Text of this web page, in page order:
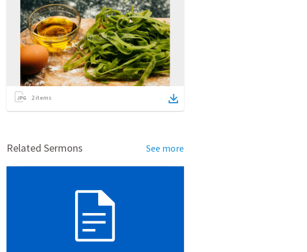
2items
Related Sermons See more